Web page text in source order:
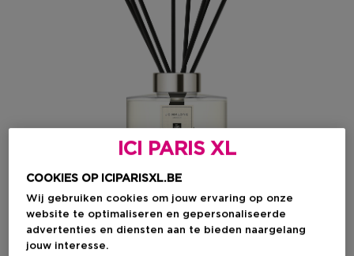
ICI PARIS XL
COOKIES OP ICIPARISXL.BE
Wij gebruiken cookies om jouw ervaring op onze
website te optimaliseren en gepersonaliseerde
advertenties en diensten aan te bieden naargelang
jouw interesse.